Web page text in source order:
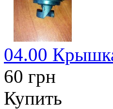
04.00
60 грн
Купить